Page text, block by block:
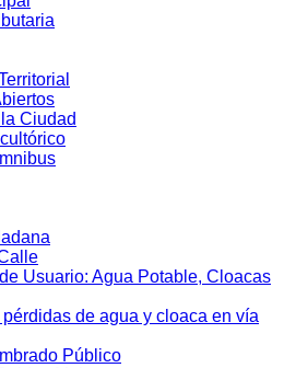
Ciudad
Usuario: Agua Potable, Cloacas
de agua y cloaca en vía
Público